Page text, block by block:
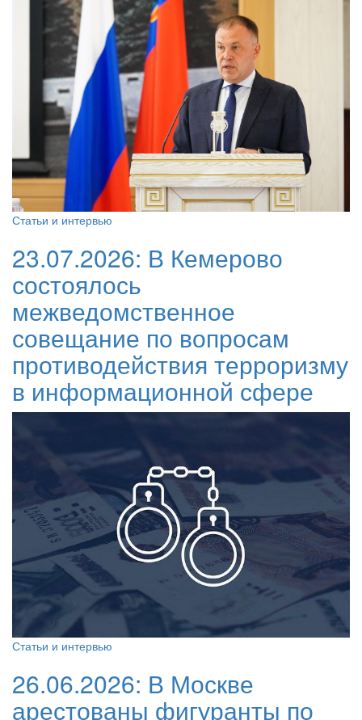
Статьи и интервью
23.07.2026: В Кемерово
состоялось
межведомственное
совещание по вопросам
противодействия терроризму
в информационной сфере
Статьи и интервью
26.06.2026: В Москве
арестованы фигуранты по